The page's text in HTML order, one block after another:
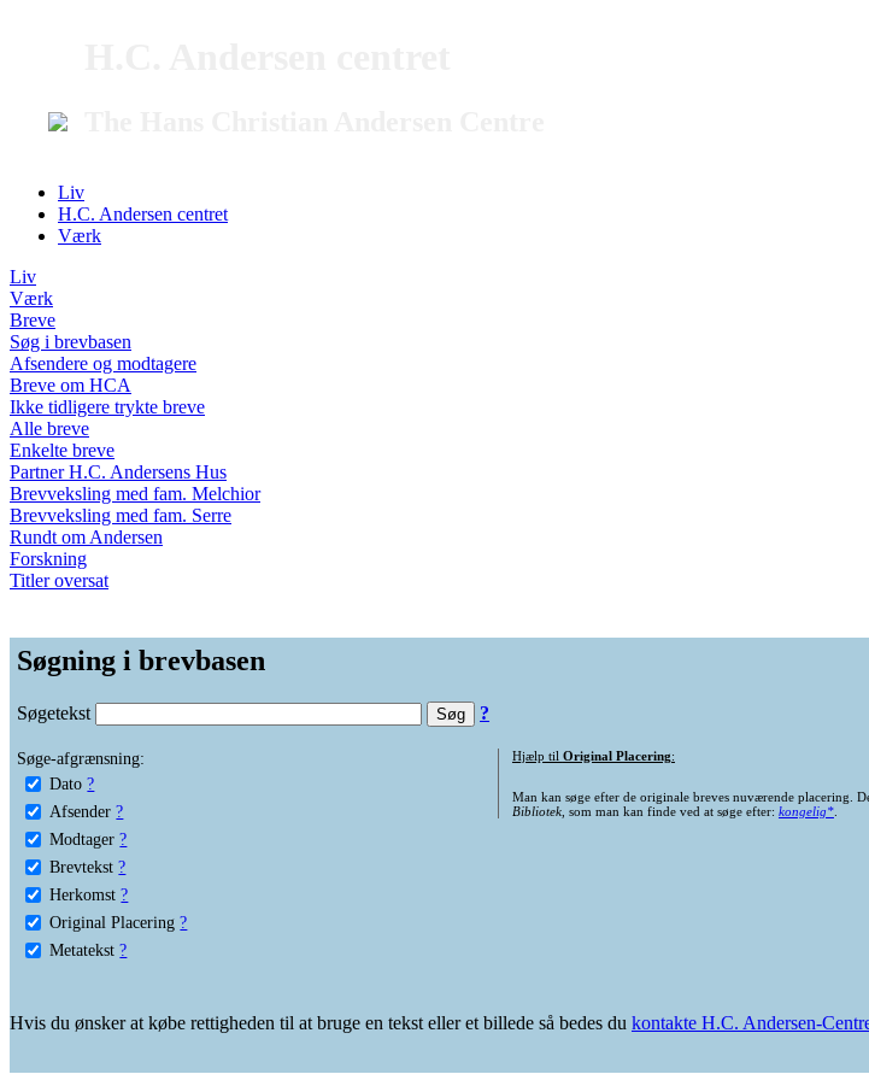
Liv
H.C. Andersen centret
Værk
Liv
Værk
Breve
Søg i brevbasen
Afsendere og modtagere
Breve om HCA
Ikke tidligere trykte breve
Alle breve
Enkelte breve
Partner H.C. Andersens Hus
Brevveksling med fam. Melchior
Brevveksling med fam. Serre
Rundt om Andersen
Forskning
Titler oversat
Søgning i brevbasen
Søgetekst ?
Søge-afgrænsning:
Dato ?
Afsender ?
Modtager ?
Brevtekst ?
Herkomst ?
Original Placering ?
Metatekst ?
Hjælp til Original Placering:
Man kan søge efter de originale breves nuværende placering.
Bibliotek, som man kan finde ved at søge efter: kongelig*.
Hvis du ønsker at købe rettigheden til at bruge en tekst eller et billede så bedes du kontakte H.C. Andersen-